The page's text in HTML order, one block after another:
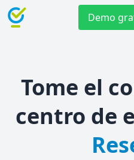
Demo
Tome el
centro de